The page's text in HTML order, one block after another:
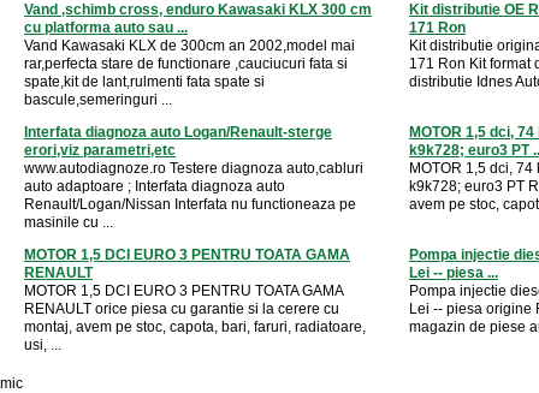
Vand ,schimb cross, enduro Kawasaki KLX 300 cm
cu platforma auto sau ...
Vand Kawasaki KLX de 300cm an 2002,model mai
rar,perfecta stare de functionare ,cauciucuri fata si
spate,kit de lant,rulmenti fata spate si
bascule,semeringuri ...
Kit distributie OE
171 Ron
Kit distributie
171 Ron Kit format
distributie Idnes
Interfata diagnoza auto Logan/Renault-sterge
erori,viz parametri,etc
www.autodiagnoze.ro Testere diagnoza auto,cabluri
auto adaptoare ; Interfata diagnoza auto
Renault/Logan/Nissan Interfata nu functioneaza pe
masinile cu ...
MOTOR 1,5 dci,
k9k728; euro3 PT
MOTOR 1,5 dci,
k9k728; euro3 PT
avem pe stoc,
MOTOR 1,5 DCI EURO 3 PENTRU TOATA GAMA
RENAULT
MOTOR 1,5 DCI EURO 3 PENTRU TOATA GAMA
RENAULT orice piesa cu garantie si la cerere cu
montaj, avem pe stoc, capota, bari, faruri, radiatoare,
usi, ...
Pompa injectie
Lei -- piesa ...
Pompa injectie
Lei -- piesa origine
magazin de piese
mic